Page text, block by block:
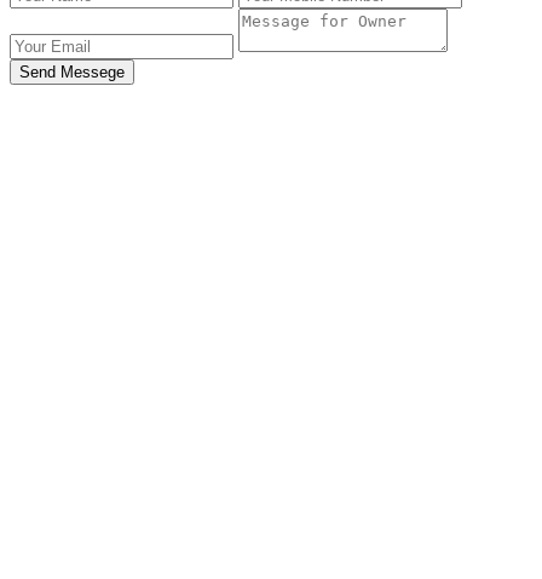
Send Messege